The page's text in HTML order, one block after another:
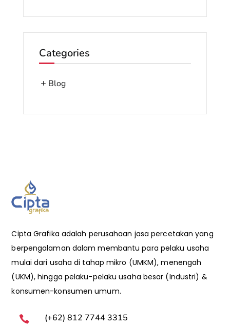
Categories
Blog
Cipta Grafika adalah perusahaan jasa percetakan yang
berpengalaman dalam membantu para pelaku usaha
mulai dari usaha di tahap mikro (UMKM), menengah
(UKM), hingga pelaku-pelaku usaha besar (Industri) &
konsumen-konsumen umum.
 (+62) 812 7744 3315